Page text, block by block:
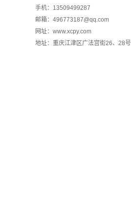
手机：13509499287
邮箱：496773187@qq.com
网址：www.xcpy.com
地址：重庆江津区广法宫街26、28号